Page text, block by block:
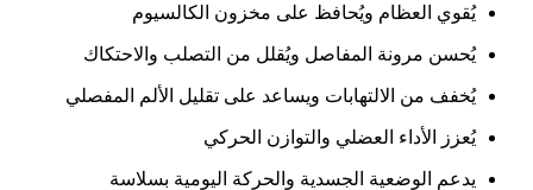
يُقوي العظام ويُحافظ على مخزون الكالسيوم
يُحسن مرونة المفاصل ويُقلل من التصلب والاحتكاك
يُخفف من الالتهابات ويساعد على تقليل الألم المفصلي
يُعزز الأداء العضلي والتوازن الحركي
يدعم الوضعية الجسدية والحركة اليومية بسلاسة